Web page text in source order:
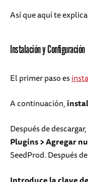
Así que aquí te
Instalación y Configuración
El primer paso es
A continuación,
Después de
Plugins > Agregar
SeedProd. Después